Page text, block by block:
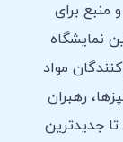
منبع برای
نمایشگاه
مواد
رهبران
جدیدترین